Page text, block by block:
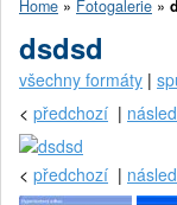
Home » Fotogalerie »
dsdsd
všechny formáty |
< předchozí |
< předchozí |